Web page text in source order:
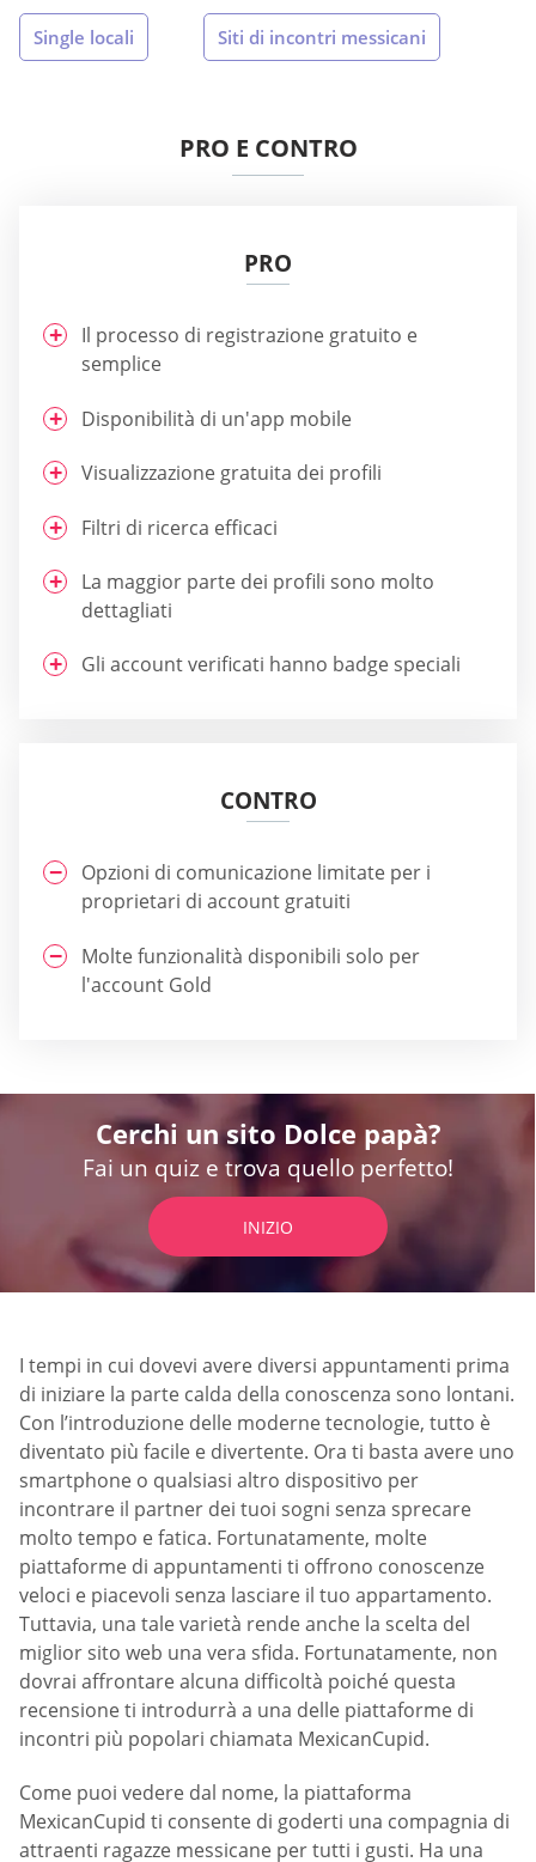
Single locali Siti di incontri messicani
PRO E CONTRO
PRO
Il processo di registrazione gratuito e
semplice
Disponibilità di un'app mobile
Visualizzazione gratuita dei profili
Filtri di ricerca efficaci
La maggior parte dei profili sono molto
dettagliati
Gli account verificati hanno badge speciali
CONTRO
Opzioni di comunicazione limitate per i
proprietari di account gratuiti
Molte funzionalità disponibili solo per
l'account Gold
Cerchi un sito Dolce papà?
Fai un quiz e trova quello perfetto!
INIZIO
I tempi in cui dovevi avere diversi appuntamenti prima
di iniziare la parte calda della conoscenza sono lontani.
Con l’introduzione delle moderne tecnologie, tutto è
diventato più facile e divertente. Ora ti basta avere uno
smartphone o qualsiasi altro dispositivo per
incontrare il partner dei tuoi sogni senza sprecare
molto tempo e fatica. Fortunatamente, molte
piattaforme di appuntamenti ti offrono conoscenze
veloci e piacevoli senza lasciare il tuo appartamento.
Tuttavia, una tale varietà rende anche la scelta del
miglior sito web una vera sfida. Fortunatamente, non
dovrai affrontare alcuna difficoltà poiché questa
recensione ti introdurrà a una delle piattaforme di
incontri più popolari chiamata MexicanCupid.
Come puoi vedere dal nome, la piattaforma
MexicanCupid ti consente di goderti una compagnia di
attraenti ragazze messicane per tutti i gusti. Ha una